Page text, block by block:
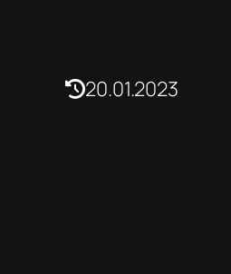
20.01.2023